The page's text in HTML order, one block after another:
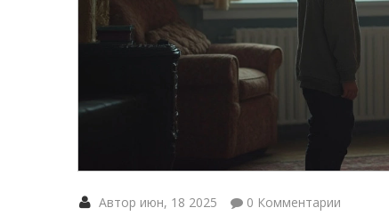
Автор июн, 18 2025 0 Комментарии